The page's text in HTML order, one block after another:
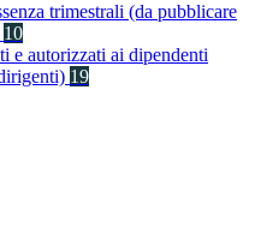
trimestrali (da pubblicare
10
e autorizzati ai dipendenti
19